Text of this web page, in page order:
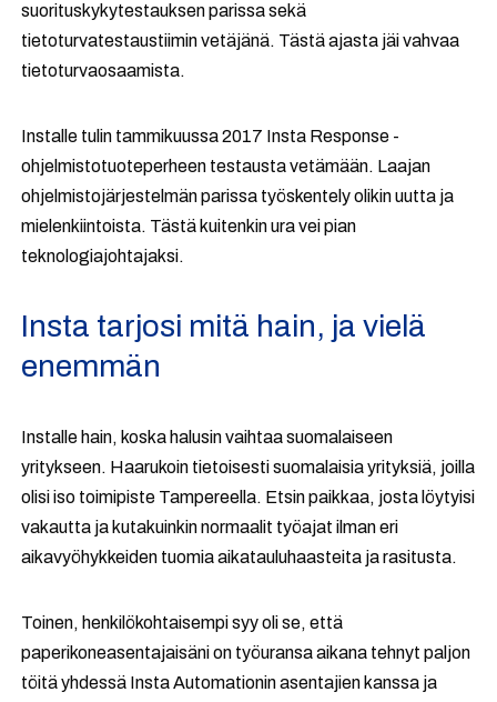
suorituskykytestauksen parissa sekä
tietoturvatestaustiimin vetäjänä. Tästä ajasta jäi vahvaa
tietoturvaosaamista.
Installe tulin tammikuussa 2017 Insta Response -
ohjelmistotuoteperheen testausta vetämään. Laajan
ohjelmistojärjestelmän parissa työskentely olikin uutta ja
mielenkiintoista. Tästä kuitenkin ura vei pian
teknologiajohtajaksi.
Insta tarjosi mitä hain, ja vielä
enemmän
Installe hain, koska halusin vaihtaa suomalaiseen
yritykseen. Haarukoin tietoisesti suomalaisia yrityksiä, joilla
olisi iso toimipiste Tampereella. Etsin paikkaa, josta löytyisi
vakautta ja kutakuinkin normaalit työajat ilman eri
aikavyöhykkeiden tuomia aikatauluhaasteita ja rasitusta.
Toinen, henkilökohtaisempi syy oli se, että
paperikoneasentajaisäni on työuransa aikana tehnyt paljon
töitä yhdessä Insta Automationin asentajien kanssa ja